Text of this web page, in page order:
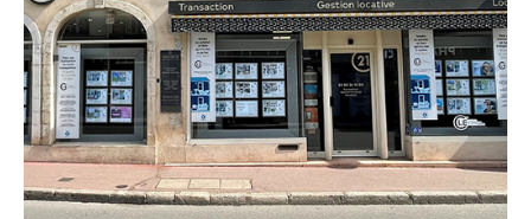
CENTURY 21 Agence Massot-
Nouveau
11-13 rue du Faubourg Madeleine
BEAUNE - 21200
Envoyer un message